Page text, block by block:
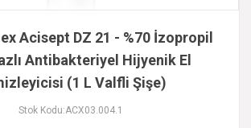
Acisept DZ 21 - %70 İzopropil
Antibakteriyel Hijyenik El
(1 L Valfli Şişe)
Stok Kodu:ACX03.004.1